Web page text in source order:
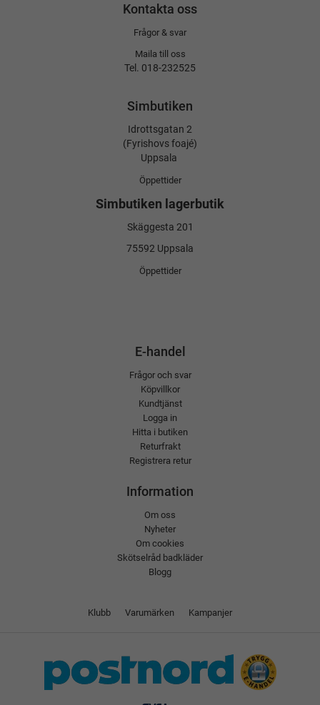
Kontakta oss
Frågor & svar
Maila till oss
Tel. 018-232525
Simbutiken
Idrottsgatan 2
(Fyrishovs foajé)
Uppsala
Öppettider
Simbutiken lagerbutik
Skäggesta 201
75592 Uppsala
Öppettider
E-handel
Frågor och svar
Köpvillkor
Kundtjänst
Logga in
Hitta i butiken
Returfrakt
Registrera retur
Information
Om oss
Nyheter
Om cookies
Skötselråd badkläder
Blogg
Klubb Varumärken Kampanjer